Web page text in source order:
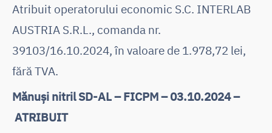
Atribuit operatorului economic S.C. INTERLAB
AUSTRIA S.R.L., comanda nr.
39103/16.10.2024, în valoare de 1.978,72 lei,
fără TVA.
Mănuși nitril SD-AL – FICPM – 03.10.2024 –
ATRIBUIT